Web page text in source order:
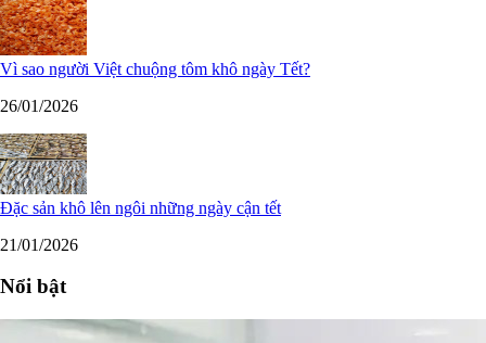
Vì sao người Việt chuộng tôm khô ngày Tết?
26/01/2026
Đặc sản khô lên ngôi những ngày cận tết
21/01/2026
Nổi bật